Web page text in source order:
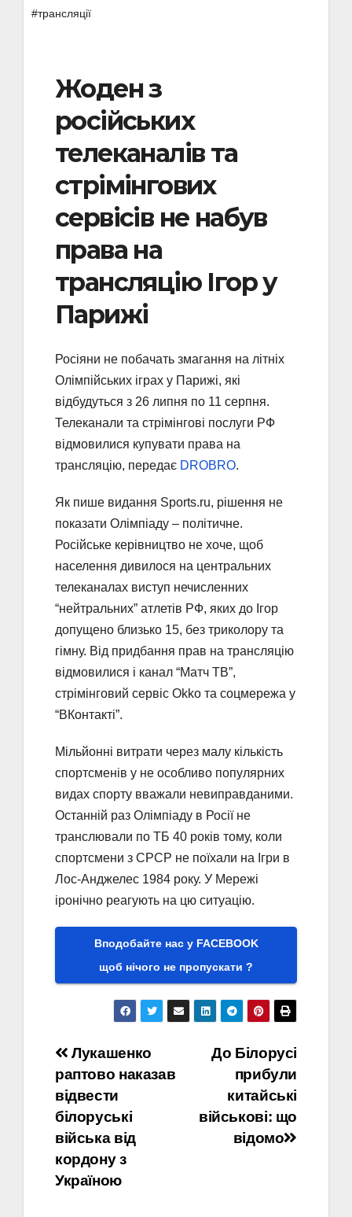
#трансляції
Жоден з
російських
телеканалів та
стрімінгових
сервісів не набув
права на
трансляцію Ігор у
Парижі
Росіяни не побачать змагання на літніх
Олімпійських іграх у Парижі, які
відбудуться з 26 липня по 11 серпня.
Телеканали та стрімінгові послуги РФ
відмовилися купувати права на
трансляцію, передає DROBRO.
Як пише видання Sports.ru, рішення не
показати Олімпіаду – політичне.
Російське керівництво не хоче, щоб
населення дивилося на центральних
телеканалах виступ нечисленних
“нейтральних” атлетів РФ, яких до Ігор
допущено близько 15, без триколору та
гімну. Від придбання прав на трансляцію
відмовилися і канал “Матч ТВ”,
стрімінговий сервіс Оkkо та соцмережа у
“ВКонтакті”.
Мільйонні витрати через малу кількість
спортсменів у не особливо популярних
видах спорту вважали невиправданими.
Останній раз Олімпіаду в Росії не
транслювали по ТБ 40 років тому, коли
спортсмени з СРСР не поїхали на Ігри в
Лос-Анджелес 1984 року. У Мережі
іронічно реагують на цю ситуацію.
Вподобайте нас у FACEBOOK
щоб нічого не пропускати ?
Навігація
записів
До Білорусі
прибули
китайські
військові: що
відомо
Лукашенко
раптово наказав
відвести
білоруські
війська від
кордону з
Україною